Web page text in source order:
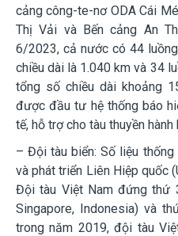
cảng công-te-nơ ODA Cái
Thị Vải và Bến cảng An
6/2023, cả nước có 44
chiều dài là 1.040 km và 34
tổng số chiều dài khoảng
được đầu tư hệ thống báo
tế, hỗ trợ cho tàu thuyền hành
– Đội tàu biển: Số liệu
và phát triển Liên Hiệp quốc
Đội tàu Việt Nam đứng thứ
Singapore, Indonesia) và
trong năm 2019, đội tàu